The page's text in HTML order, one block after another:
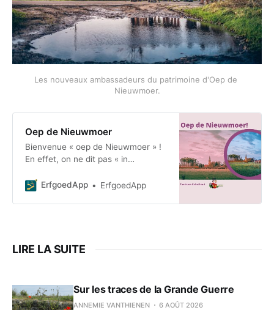
Les nouveaux ambassadeurs du patrimoine d'Oep de
Nieuwmoer.
Oep de Nieuwmoer
Bienvenue « oep de Nieuwmoer » !
En effet, on ne dit pas « in
Non, non, chez nous, on dit « Oep
ErfgoedApp ErfgoedApp
LIRE LA SUITE
Sur les traces de la Grande Guerre
ANNEMIE VANTHIENEN 6 AOÛT 2026